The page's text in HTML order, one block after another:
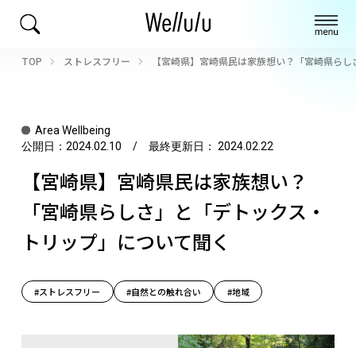
TOP ストレスフリー 【宮崎県】宮崎県民は家族想い？「宮崎県ら
Area Wellbeing
公開日： 2024.02.10 / 最終更新日： 2024.02.22
【宮崎県】宮崎県民は家族想い？
「宮崎県らしさ」と「デトックス・
トリップ」について聞く
#ストレスフリー #自然との触れ合い #地域